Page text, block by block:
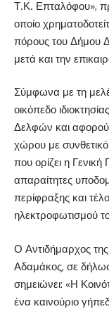
Τ.Κ. Επταλόφου»,
οποίο
πόρους του Δήμου
μετά και την
Σύμφωνα με τη
οικόπεδο
Δελφών και
χώρου με
που ορίζει η
απαραίτητες
περίφραξης και
ηλεκτροφωτισμού
Ο Αντιδήμαρχος
Αδαμάκος, σε
σημειώνει: «Η
ένα καινούριο